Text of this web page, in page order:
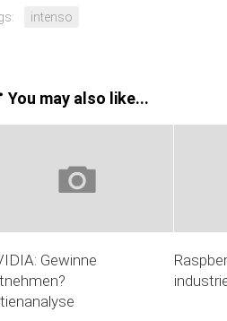
intenso
You may also like...
Gewinne